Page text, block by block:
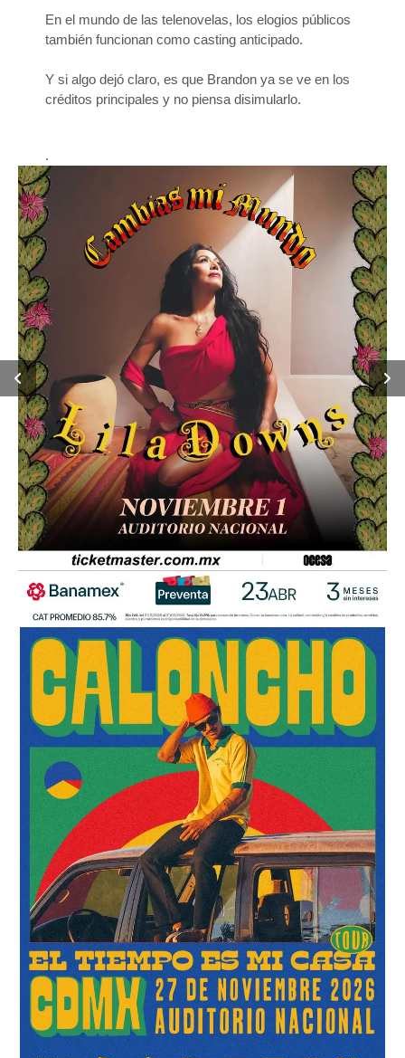
En el mundo de las telenovelas, los elogios públicos
también funcionan como casting anticipado.
Y si algo dejó claro, es que Brandon ya se ve en los
créditos principales y no piensa disimularlo.
.
Previous Next